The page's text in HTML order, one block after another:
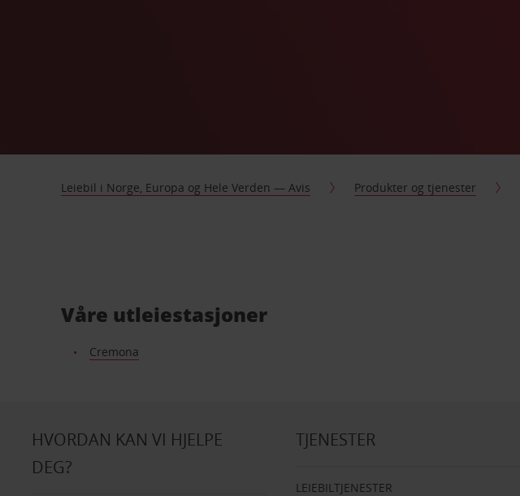
Leiebil i Norge, Europa og Hele Verden — Avis Produkter og tjenester
Våre utleiestasjoner
Cremona
HVORDAN KAN VI HJELPE
DEG?
TJENESTER
LEIEBILTJENESTER